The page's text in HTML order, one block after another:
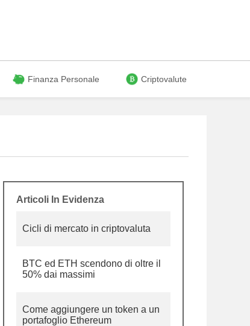
Finanza Personale Criptovalute
Articoli In Evidenza
Cicli di mercato in criptovaluta
BTC ed ETH scendono di oltre il
50% dai massimi
Come aggiungere un token a un
portafoglio Ethereum